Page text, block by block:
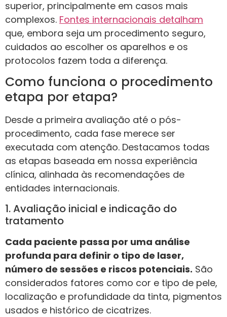
superior, principalmente em casos mais
complexos. Fontes internacionais detalham
que, embora seja um procedimento seguro,
cuidados ao escolher os aparelhos e os
protocolos fazem toda a diferença.
Como funciona o procedimento
etapa por etapa?
Desde a primeira avaliação até o pós-
procedimento, cada fase merece ser
executada com atenção. Destacamos todas
as etapas baseada em nossa experiência
clínica, alinhada às recomendações de
entidades internacionais.
1. Avaliação inicial e indicação do
tratamento
Cada paciente passa por uma análise
profunda para definir o tipo de laser,
número de sessões e riscos potenciais. São
considerados fatores como cor e tipo de pele,
localização e profundidade da tinta, pigmentos
usados e histórico de cicatrizes.